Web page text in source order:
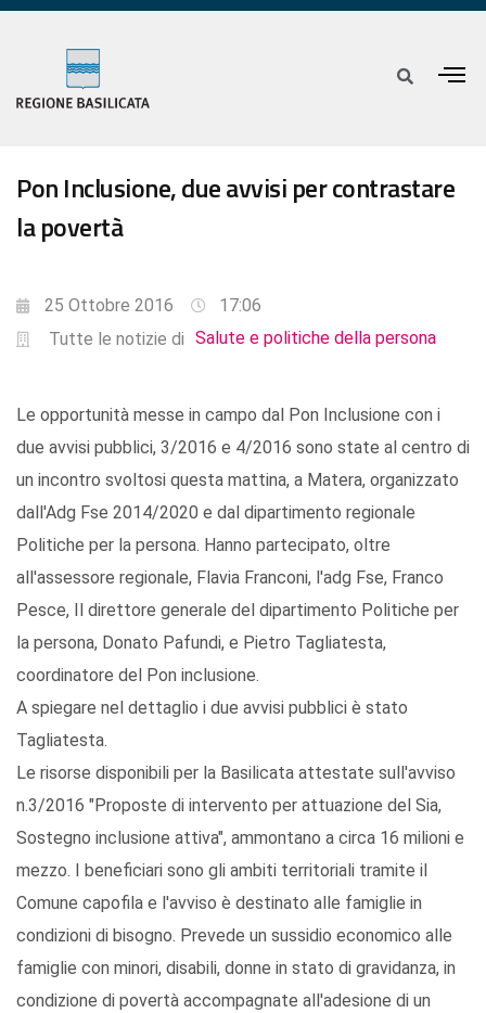
Pon Inclusione, due avvisi per contrastare
la povertà
25 Ottobre 2016
17:06
Tutte le notizie di Salute e politiche della persona
Le opportunità messe in campo dal Pon Inclusione con i
due avvisi pubblici, 3/2016 e 4/2016 sono state al centro di
un incontro svoltosi questa mattina, a Matera, organizzato
dall'Adg Fse 2014/2020 e dal dipartimento regionale
Politiche per la persona. Hanno partecipato, oltre
all'assessore regionale, Flavia Franconi, l'adg Fse, Franco
Pesce, Il direttore generale del dipartimento Politiche per
la persona, Donato Pafundi, e Pietro Tagliatesta,
coordinatore del Pon inclusione.
A spiegare nel dettaglio i due avvisi pubblici è stato
Tagliatesta.
Le risorse disponibili per la Basilicata attestate sull'avviso
n.3/2016 "Proposte di intervento per attuazione del Sia,
Sostegno inclusione attiva", ammontano a circa 16 milioni e
mezzo. I beneficiari sono gli ambiti territoriali tramite il
Comune capofila e l'avviso è destinato alle famiglie in
condizioni di bisogno. Prevede un sussidio economico alle
famiglie con minori, disabili, donne in stato di gravidanza, in
condizione di povertà accompagnate all'adesione di un